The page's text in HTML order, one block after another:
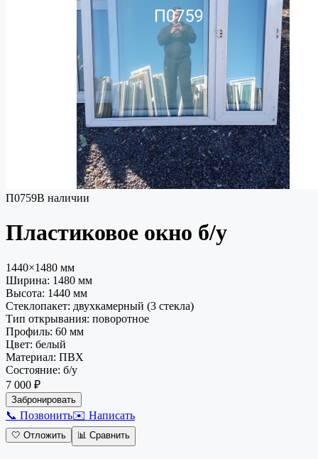
П0759В наличии
Пластиковое окно б/у
1440×1480 мм
Ширина: 1480 мм
Высота: 1440 мм
Стеклопакет: двухкамерный (3 стекла)
Тип открывания: поворотное
Профиль: 60 мм
Цвет: белый
Материал: ПВХ
Состояние: б/у
7 000 ₽
Забронировать
📞 Позвонить✉️ Написать
🤍 Отложить 📊 Сравнить